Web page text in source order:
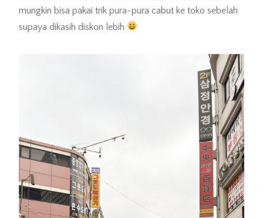
mungkin bisa pakai trik pura-pura cabut ke toko sebelah
supaya dikasih diskon lebih